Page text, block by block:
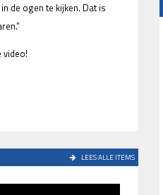
de ogen te kijken. Dat is
video!
LEES ALLE ITEMS